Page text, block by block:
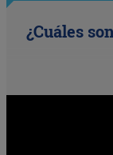
¿Cuáles